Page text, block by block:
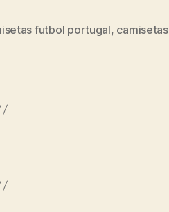
futbol portugal, camisetas